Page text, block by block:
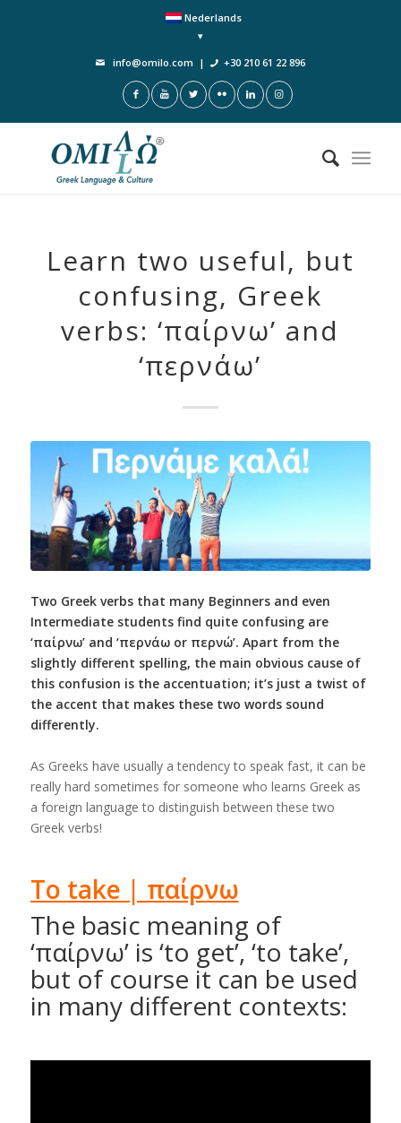
Nederlands
info@omilo.com | +30 210 61 22 896
Learn two useful, but
confusing, Greek
verbs: ‘παίρνω’ and
‘περνάω’
Two Greek verbs that many Beginners and even
Intermediate students find quite confusing are
‘παίρνω’ and ‘περνάω or περνώ’. Apart from the
slightly different spelling, the main obvious cause of
this confusion is the accentuation; it’s just a twist of
the accent that makes these two words sound
differently.
As Greeks have usually a tendency to speak fast, it can be
really hard sometimes for someone who learns Greek as
a foreign language to distinguish between these two
Greek verbs!
To take | παίρνω
The basic meaning of
‘παίρνω’ is ‘to get’, ‘to take’,
but of course it can be used
in many different contexts: